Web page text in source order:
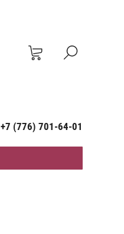
+7 (776) 701-64-01